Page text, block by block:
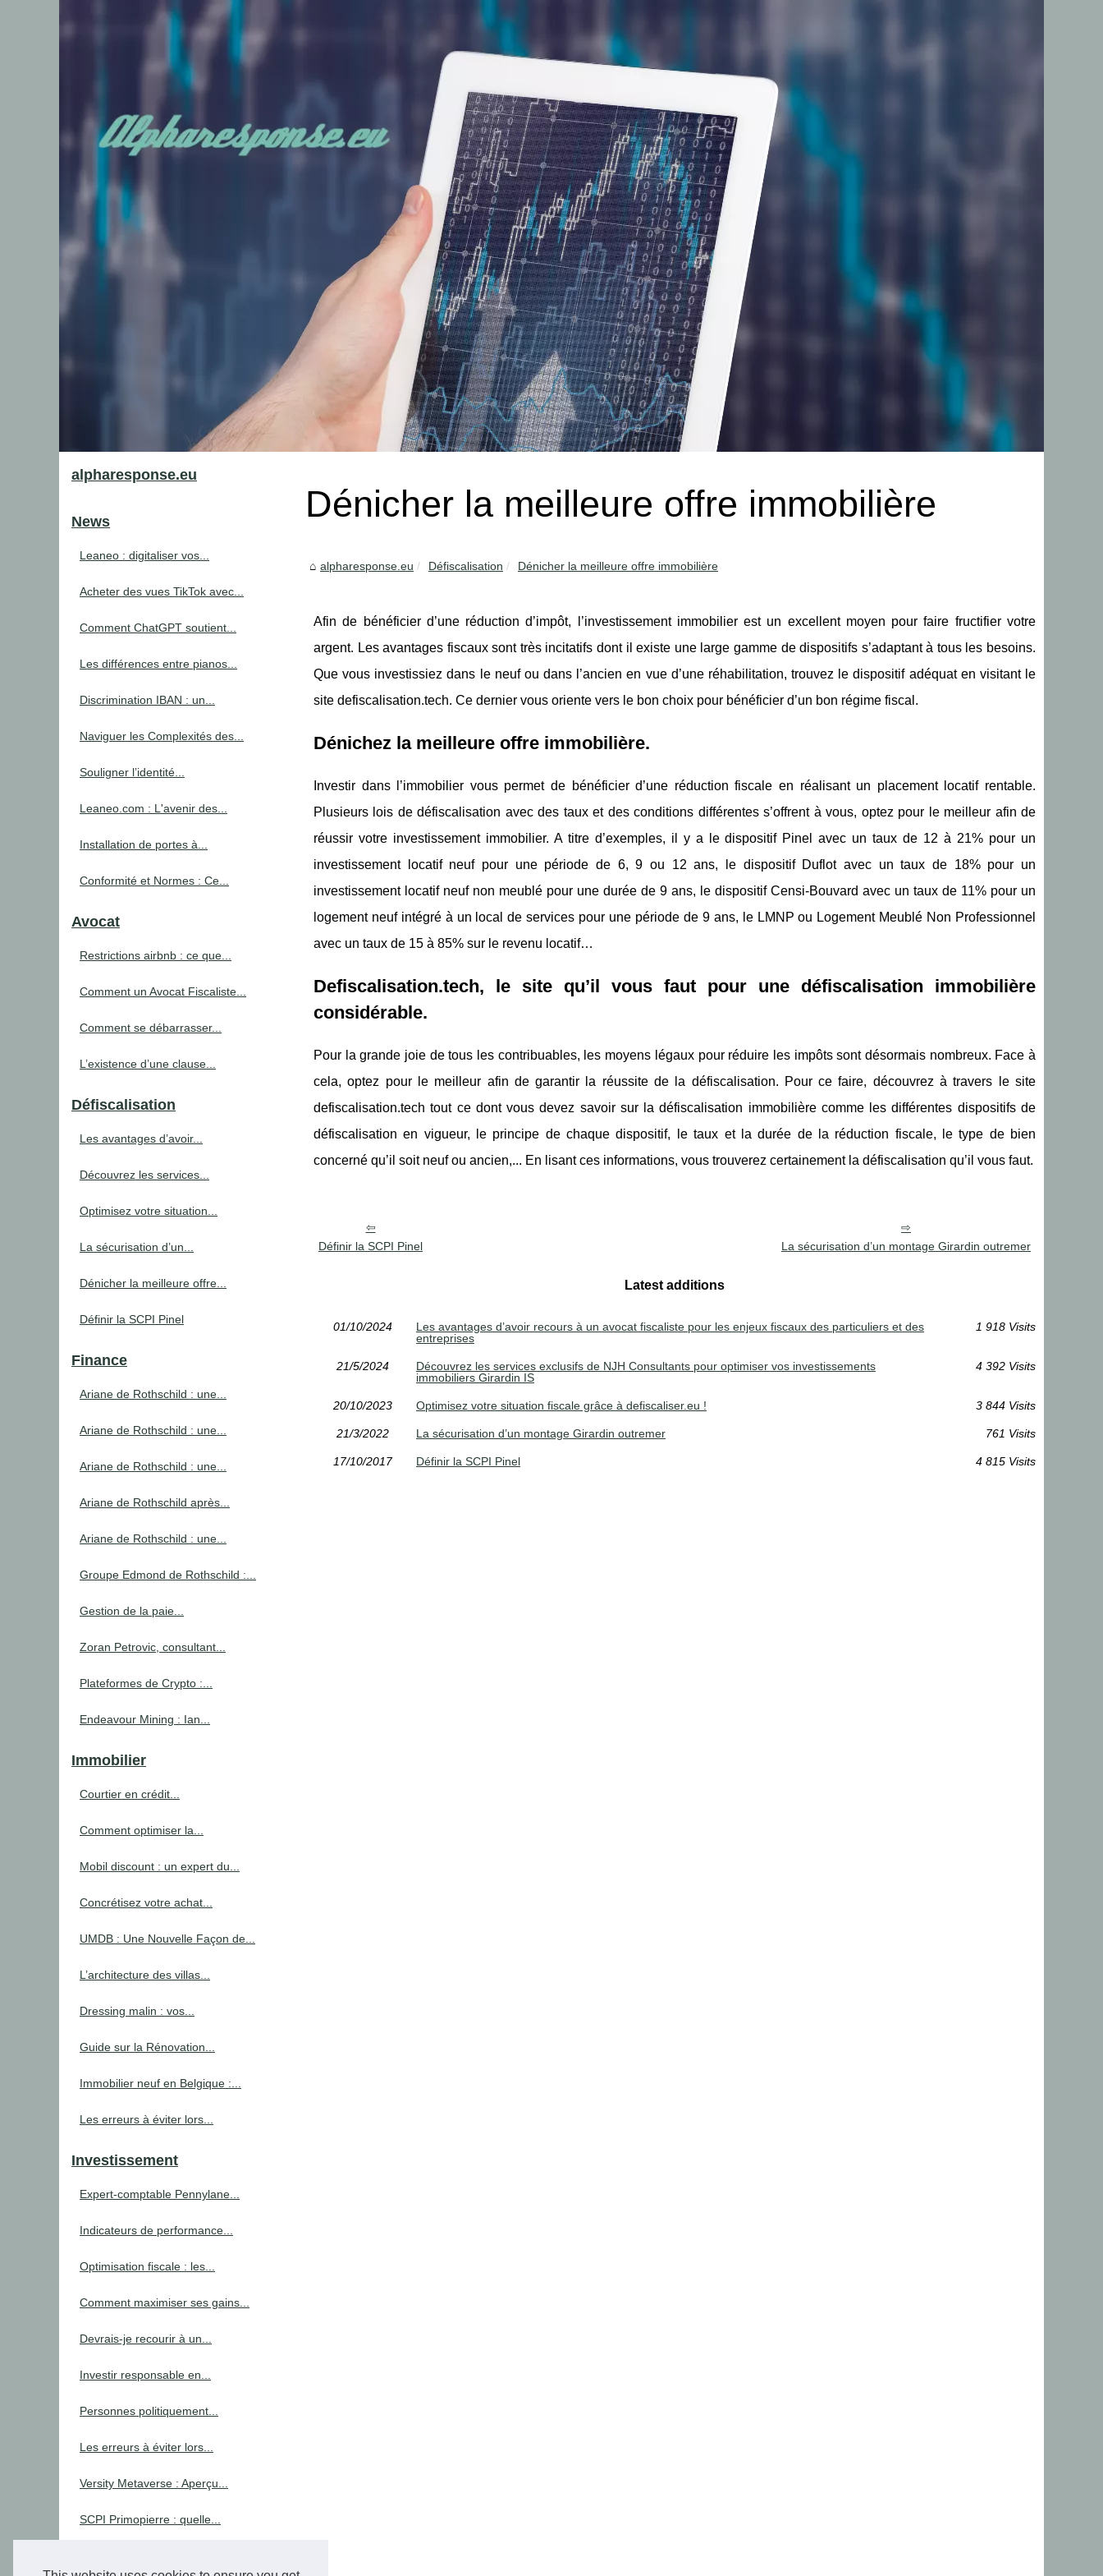
Dénicher la meilleure offre immobilière
alpharesponse.eu Défiscalisation Dénicher la meilleure offre immobilière
Afin de bénéficier d’une réduction d’impôt, l’investissement immobilier est un excellent moyen pour faire fructifier votre
argent. Les avantages fiscaux sont très incitatifs dont il existe une large gamme de dispositifs s’adaptant à tous les besoins.
Que vous investissiez dans le neuf ou dans l’ancien en vue d’une réhabilitation, trouvez le dispositif adéquat en visitant le
site defiscalisation.tech. Ce dernier vous oriente vers le bon choix pour bénéficier d’un bon régime fiscal.
Dénichez la meilleure offre immobilière.
Investir dans l’immobilier vous permet de bénéficier d’une réduction fiscale en réalisant un placement locatif rentable.
Plusieurs lois de défiscalisation avec des taux et des conditions différentes s’offrent à vous, optez pour le meilleur afin de
réussir votre investissement immobilier. A titre d’exemples, il y a le dispositif Pinel avec un taux de 12 à 21% pour un
investissement locatif neuf pour une période de 6, 9 ou 12 ans, le dispositif Duflot avec un taux de 18% pour un
investissement locatif neuf non meublé pour une durée de 9 ans, le dispositif Censi-Bouvard avec un taux de 11% pour un
logement neuf intégré à un local de services pour une période de 9 ans, le LMNP ou Logement Meublé Non Professionnel
avec un taux de 15 à 85% sur le revenu locatif…
Defiscalisation.tech, le site qu’il vous faut pour une défiscalisation immobilière
considérable.
Pour la grande joie de tous les contribuables, les moyens légaux pour réduire les impôts sont désormais nombreux. Face à
cela, optez pour le meilleur afin de garantir la réussite de la défiscalisation. Pour ce faire, découvrez à travers le site
defiscalisation.tech tout ce dont vous devez savoir sur la défiscalisation immobilière comme les différentes dispositifs de
défiscalisation en vigueur, le principe de chaque dispositif, le taux et la durée de la réduction fiscale, le type de bien
concerné qu’il soit neuf ou ancien,... En lisant ces informations, vous trouverez certainement la défiscalisation qu’il vous faut.
Définir la SCPI Pinel La sécurisation d’un montage Girardin outremer
Latest additions
01/10/2024
Les avantages d’avoir recours à un avocat fiscaliste pour les enjeux fiscaux des particuliers et des
entreprises
1 918 Visits
21/5/2024
Découvrez les services exclusifs de NJH Consultants pour optimiser vos investissements
immobiliers Girardin IS
4 392 Visits
20/10/2023 Optimisez votre situation fiscale grâce à defiscaliser.eu ! 3 844 Visits
21/3/2022 La sécurisation d’un montage Girardin outremer 761 Visits
17/10/2017 Définir la SCPI Pinel 4 815 Visits
alpharesponse.eu
News
Leaneo : digitaliser vos...
Acheter des vues TikTok avec...
Comment ChatGPT soutient...
Les différences entre pianos...
Discrimination IBAN : un...
Naviguer les Complexités des...
Souligner l’identité...
Leaneo.com : L'avenir des...
Installation de portes à...
Conformité et Normes : Ce...
Avocat
Restrictions airbnb : ce que...
Comment un Avocat Fiscaliste...
Comment se débarrasser...
L’existence d’une clause...
Défiscalisation
Les avantages d’avoir...
Découvrez les services...
Optimisez votre situation...
La sécurisation d’un...
Dénicher la meilleure offre...
Définir la SCPI Pinel
Finance
Ariane de Rothschild : une...
Ariane de Rothschild : une...
Ariane de Rothschild : une...
Ariane de Rothschild après...
Ariane de Rothschild : une...
Groupe Edmond de Rothschild :...
Gestion de la paie...
Zoran Petrovic, consultant...
Plateformes de Crypto :...
Endeavour Mining : Ian...
Immobilier
Courtier en crédit...
Comment optimiser la...
Mobil discount : un expert du...
Concrétisez votre achat...
UMDB : Une Nouvelle Façon de...
L’architecture des villas...
Dressing malin : vos...
Guide sur la Rénovation...
Immobilier neuf en Belgique :...
Les erreurs à éviter lors...
Investissement
Expert-comptable Pennylane...
Indicateurs de performance...
Optimisation fiscale : les...
Comment maximiser ses gains...
Devrais-je recourir à un...
Investir responsable en...
Personnes politiquement...
Les erreurs à éviter lors...
Versity Metaverse : Aperçu...
SCPI Primopierre : quelle...